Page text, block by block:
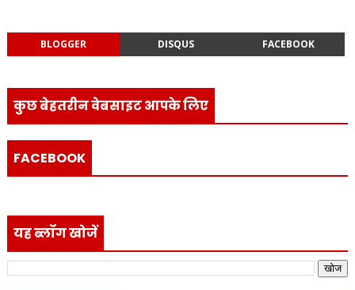
BLOGGER DISQUS FACEBOOK
कुछ बेहतरीन वेबसाइट आपके लिए
FACEBOOK
यह ब्लॉग खोजें